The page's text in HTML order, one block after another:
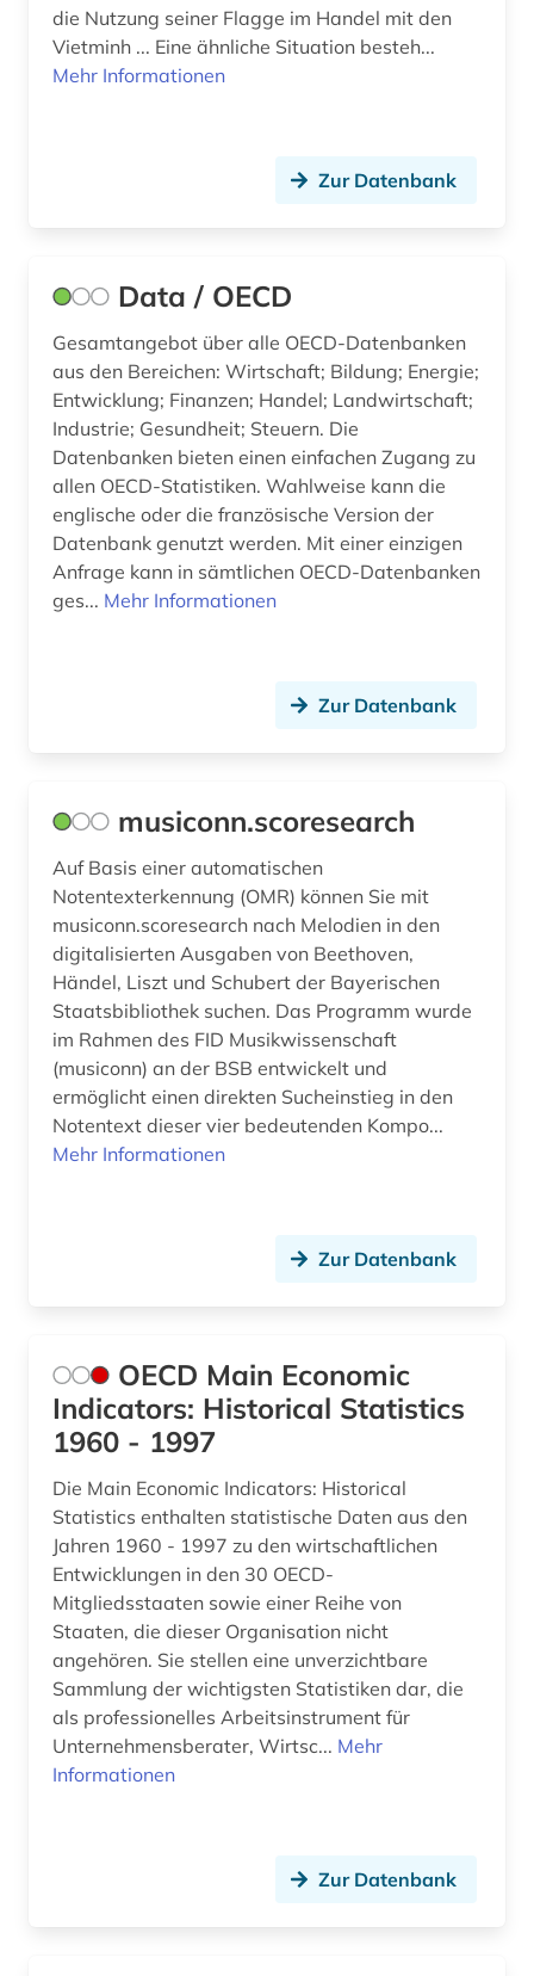
die Nutzung seiner Flagge im Handel mit den
Vietminh ... Eine ähnliche Situation besteh...
Mehr Informationen
Zur Datenbank
Data / OECD
Gesamtangebot über alle OECD-Datenbanken
aus den Bereichen: Wirtschaft; Bildung; Energie;
Entwicklung; Finanzen; Handel; Landwirtschaft;
Industrie; Gesundheit; Steuern. Die
Datenbanken bieten einen einfachen Zugang zu
allen OECD-Statistiken. Wahlweise kann die
englische oder die französische Version der
Datenbank genutzt werden. Mit einer einzigen
Anfrage kann in sämtlichen OECD-Datenbanken
ges... Mehr Informationen
Zur Datenbank
musiconn.scoresearch
Auf Basis einer automatischen
Notentexterkennung (OMR) können Sie mit
musiconn.scoresearch nach Melodien in den
digitalisierten Ausgaben von Beethoven,
Händel, Liszt und Schubert der Bayerischen
Staatsbibliothek suchen. Das Programm wurde
im Rahmen des FID Musikwissenschaft
(musiconn) an der BSB entwickelt und
ermöglicht einen direkten Sucheinstieg in den
Notentext dieser vier bedeutenden Kompo...
Mehr Informationen
Zur Datenbank
OECD Main Economic
Indicators: Historical Statistics
1960 - 1997
Die Main Economic Indicators: Historical
Statistics enthalten statistische Daten aus den
Jahren 1960 - 1997 zu den wirtschaftlichen
Entwicklungen in den 30 OECD-
Mitgliedsstaaten sowie einer Reihe von
Staaten, die dieser Organisation nicht
angehören. Sie stellen eine unverzichtbare
Sammlung der wichtigsten Statistiken dar, die
als professionelles Arbeitsinstrument für
Unternehmensberater, Wirtsc... Mehr
Informationen
Zur Datenbank